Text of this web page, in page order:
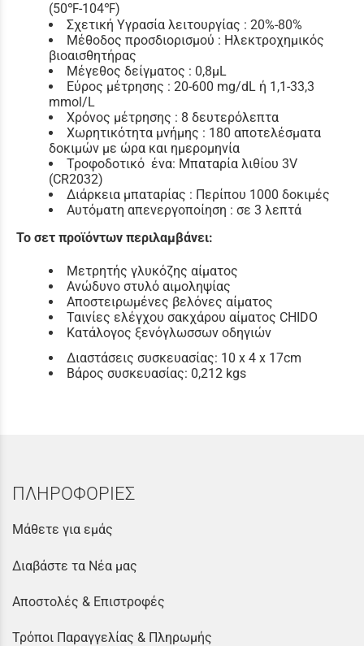
(50℉-104℉)
Σχετική Υγρασία λειτουργίας : 20%-80%
Μέθοδος προσδιορισμού : Ηλεκτροχημικός
βιοαισθητήρας
Μέγεθος δείγματος : 0,8μL
Εύρος μέτρησης : 20-600 mg/dL ή 1,1-33,3
mmol/L
Χρόνος μέτρησης : 8 δευτερόλεπτα
Χωρητικότητα μνήμης : 180 αποτελέσματα
δοκιμών με ώρα και ημερομηνία
Τροφοδοτικό ένα: Μπαταρία λιθίου 3V
(CR2032)
Διάρκεια μπαταρίας : Περίπου 1000 δοκιμές
Αυτόματη απενεργοποίηση : σε 3 λεπτά
Το σετ προϊόντων περιλαμβάνει:
Μετρητής γλυκόζης αίματος
Ανώδυνο στυλό αιμοληψίας
Αποστειρωμένες βελόνες αίματος
Ταινίες ελέγχου σακχάρου αίματος CHIDO
Κατάλογος ξενόγλωσσων οδηγιών
Διαστάσεις συσκευασίας: 10 x 4 x 17cm
Βάρος συσκευασίας: 0,212 kgs
ΠΛΗΡΟΦΟΡΙΕΣ
Μάθετε για εμάς
Διαβάστε τα Νέα μας
Αποστολές & Επιστροφές
Τρόποι Παραγγελίας & Πληρωμής